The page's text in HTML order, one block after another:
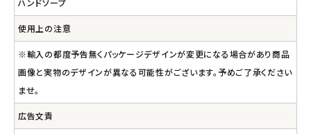
使用上の注意
※輸入の都度予告無くパッケージデザインが変更になる場合があり商品
画像と実物のデザインが異なる可能性がございます。予めご了承ください
ませ。
広告文責